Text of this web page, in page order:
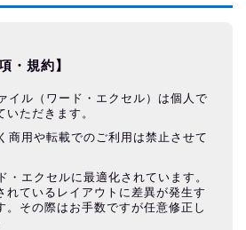
・規約】
イル（ワード・エクセル）は個人で
ただきます。
商用や転載でのご利用は禁止させて
・エクセルに最適化されています。
れているレイアウトに差異が発生す
。その際はお手数ですが任意修正し